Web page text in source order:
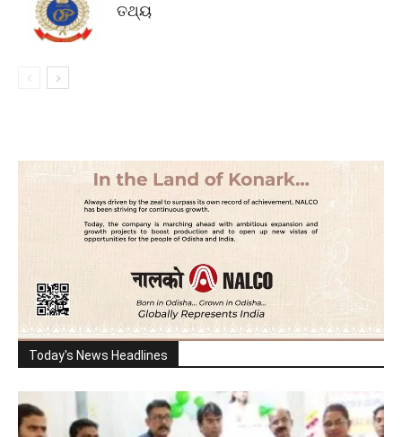
ତଥ୍ୟ
Today's News Headlines